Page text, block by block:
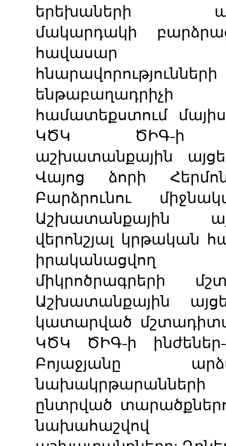
երեխաների
մակարդակի
հավասար
համատեքստում
ԿԾԿ ԾԻԳ-ի
աշխատանքային
Վայոց ձորի
Բարձրունու
Աշխատանքային
վերոնշյալ կրթական
իրականացվող
միկրոծրագրերի
Աշխատանքային
կատարված
ԿԾԿ ԾԻԳ-ի
Բոյաջյանը
ընտրված
նախահաշվով